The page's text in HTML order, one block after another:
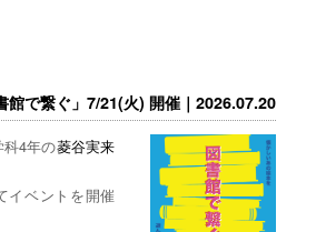
館で繋ぐ」7/21(火) 開催｜2026.07.20
4年の菱谷実来
イベントを開催